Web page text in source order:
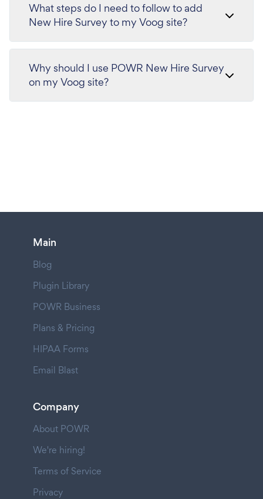
What steps do I need to follow to add
New Hire Survey to my Voog site?
Why should I use POWR New Hire Survey
on my Voog site?
Main
Blog
Plugin Library
POWR Business
Plans & Pricing
HIPAA Forms
Email Blast
Company
About POWR
We're hiring!
Terms of Service
Privacy